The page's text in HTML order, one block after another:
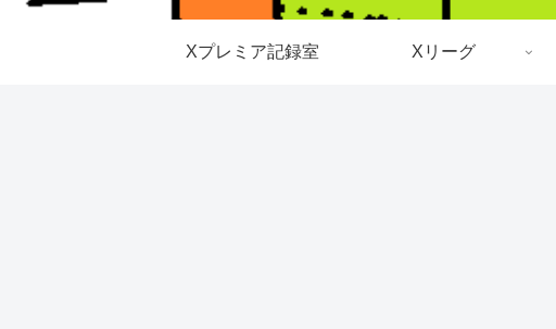
Xプレミア記録室 Xリーグ